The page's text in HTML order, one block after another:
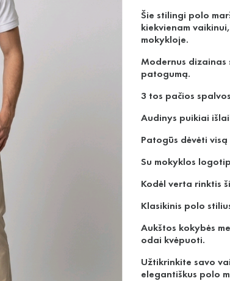
Šie stilingi polo
kiekvienam
mokykloje.
Modernus dizainas
patogumą.
3 tos pačios
Audinys puikiai
Patogūs dėvėti
Su mokyklos
Kodėl verta rinktis
Klasikinis polo
Aukštos kokybės
odai kvėpuoti.
Užtikrinkite savo
elegantiškus polo